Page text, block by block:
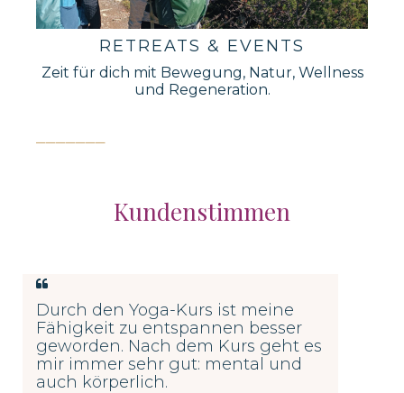
RETREATS & EVENTS
Zeit für dich mit Bewegung, Natur, Wellness
und Regeneration.
Kundenstimmen
Durch den Yoga-Kurs ist meine
Fähigkeit zu entspannen besser
geworden. Nach dem Kurs geht es
mir immer sehr gut: mental und
auch körperlich.